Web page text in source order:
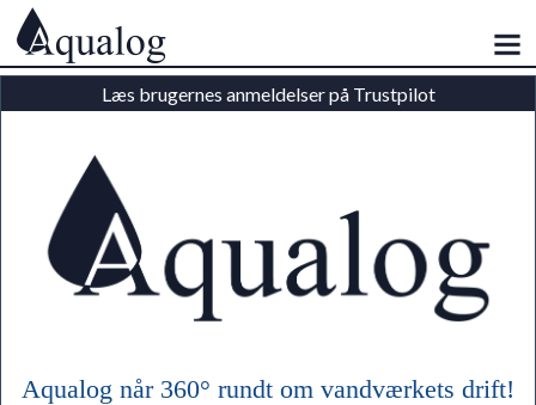
Læs brugernes anmeldelser på Trustpilot
Aqualog når 360° rundt om vandværkets drift!